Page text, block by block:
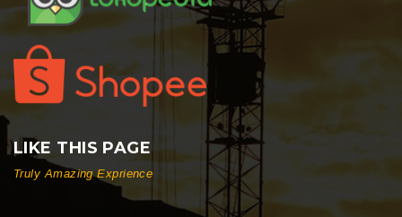
LIKE THIS PAGE
Truly Amazing Exprience